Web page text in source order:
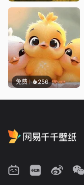
免费 256